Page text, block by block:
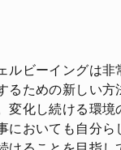
ルビーイングは
るための新しい
変化し続ける環境
においても自分ら